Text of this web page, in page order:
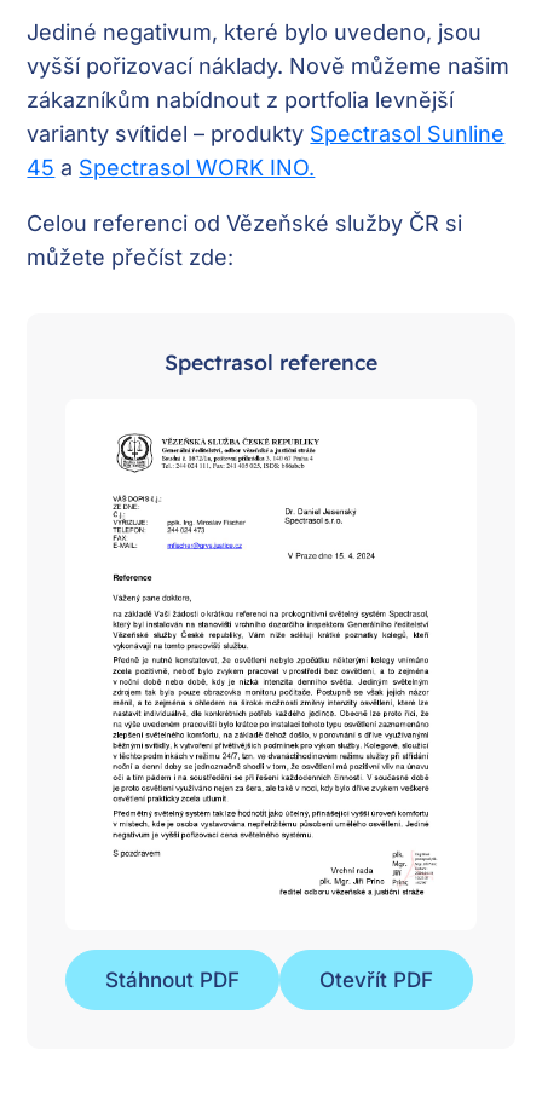
Jediné negativum, které bylo uvedeno, jsou
vyšší pořizovací náklady. Nově můžeme našim
zákazníkům nabídnout z portfolia levnější
varianty svítidel – produkty Spectrasol Sunline
45 a Spectrasol WORK INO.
Celou referenci od Vězeňské služby ČR si
můžete přečíst zde:
Spectrasol reference
Stáhnout PDF Otevřít PDF